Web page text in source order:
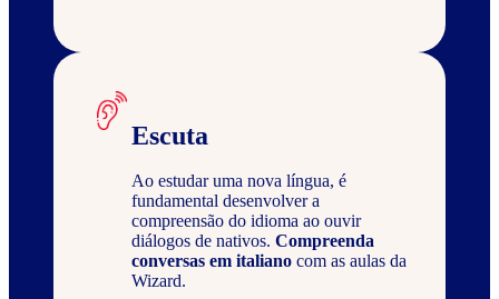
Escuta
Ao estudar uma nova língua, é
fundamental desenvolver a
compreensão do idioma ao ouvir
diálogos de nativos. Compreenda
conversas em italiano com as aulas da
Wizard.